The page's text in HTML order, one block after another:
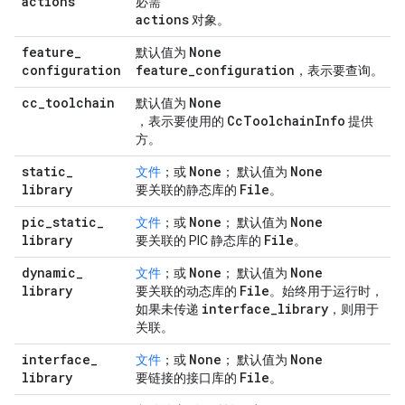
actions 对象。
feature_
configuration
默认值为 None
feature_configuration ，表示要查询。
cc_toolchain 默认值为 None
，表示要使用的 CcToolchainInfo 提供
方。
static_
library
文件 ；或 None ； 默认值为 None
要关联的静态库的 File。
pic_static_
library
文件 ；或 None ； 默认值为 None
要关联的 PIC 静态库的 File。
dynamic_
library
文件 ；或 None ； 默认值为 None
要关联的动态库的 File。始终用于运行时，
如果未传递 interface_library ，则用于
关联。
interface_
library
文件 ；或 None ； 默认值为 None
要链接的接口库的 File。